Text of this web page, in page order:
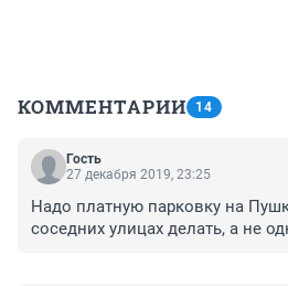
КОММЕНТАРИИ 14
Гость
27 декабря 2019, 23:25
Надо платную парковку на
соседних улицах делать, а не